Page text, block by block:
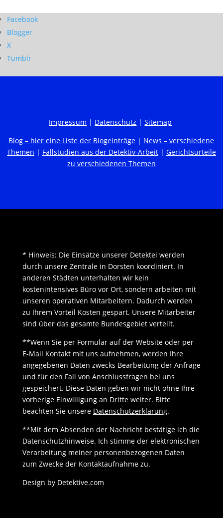
Facebook
Blogger
X
Tumblr
Impressum | Datenschutz |Sitemap
Blog – hier eine Liste der Blogeinträge | News – verschiedene
Themen | Fallstudien aus der Detektiv-Arbeit| Gerichtsurteile
zu verschiedenen Themen
* Hinweis: Die Einsätze unserer Detektei werden
durch unsere Zentrale in Dorsten koordiniert. In
anderen Städten unterhalten wir kein
kostenintensives Büro vor Ort, sondern arbeiten mit
unseren operativen Mitarbeitern. Dadurch werden
zu Ihrem Vorteil Kosten gespart. Unsere Mitarbeiter
sind über das gesamte Bundesgebiet verteilt.
**Wenn Sie per Formular auf der Website oder per
E-Mail Kontakt mit uns aufnehmen, werden Ihre
angegebenen Daten zwecks Bearbeitung der Anfrage
und für den Fall von Anschlussfragen bei uns
gespeichert. Diese Daten geben wir nicht ohne Ihre
vorherige Einwilligung an Dritte weiter. Bitte
beachten Sie unsere Datenschutzerklärung.
**Mit dem Absenden der Nachricht bestätige ich die
Datenschutzhinweise. Ich stimme der elektronischen
Verarbeitung meiner personenbezogenen Daten
zum Zwecke der Kontaktaufnahme zu.
Design by Detektive.com